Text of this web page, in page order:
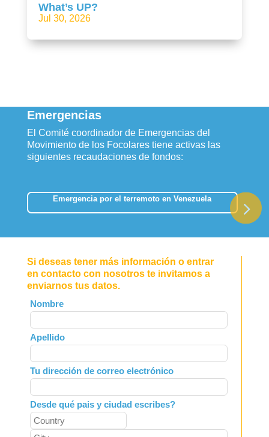
What’s UP?
Jul 30, 2026
Emergencias
El Comité coordinador de Emergencias del
Movimiento de los Focolares tiene activas las
siguientes recaudaciones de fondos:
Emergencia por el terremoto en Venezuela
Si deseas tener más información o entrar
en contacto con nosotros te invitamos a
enviarnos tus datos.
Leave
this
field
blank
Nombre
Apellido
Tu dirección de correo electrónico
Desde qué pais y ciudad escribes?